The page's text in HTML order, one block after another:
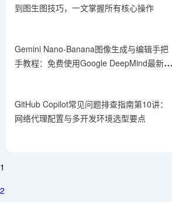
到图生图技巧，一文掌握所有核心操作
Gemini Nano-Banana图像生成与编辑手把
手教程：免费使用Google DeepMind最新AI
GitHub Copilot常见问题排查指南第10讲：
网络代理配置与多开发环境选型要点
1
2